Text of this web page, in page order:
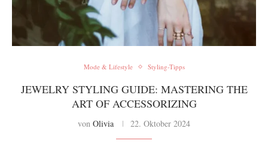
Mode & Lifestyle Styling-Tipps
JEWELRY STYLING GUIDE: MASTERING THE
ART OF ACCESSORIZING
von Olivia 22. Oktober 2024